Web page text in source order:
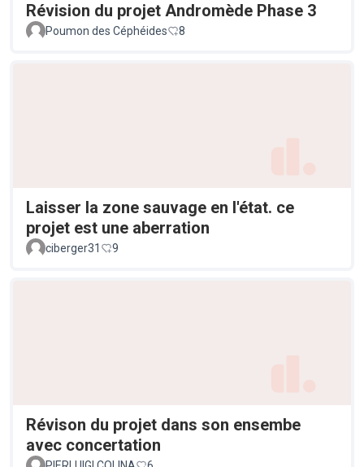
Révision du projet Andromède Phase 3
Poumon des Céphéides 8
Laisser la zone sauvage en l'état. ce
projet est une aberration
ciberger31 9
Révison du projet dans son ensembe
avec concertation